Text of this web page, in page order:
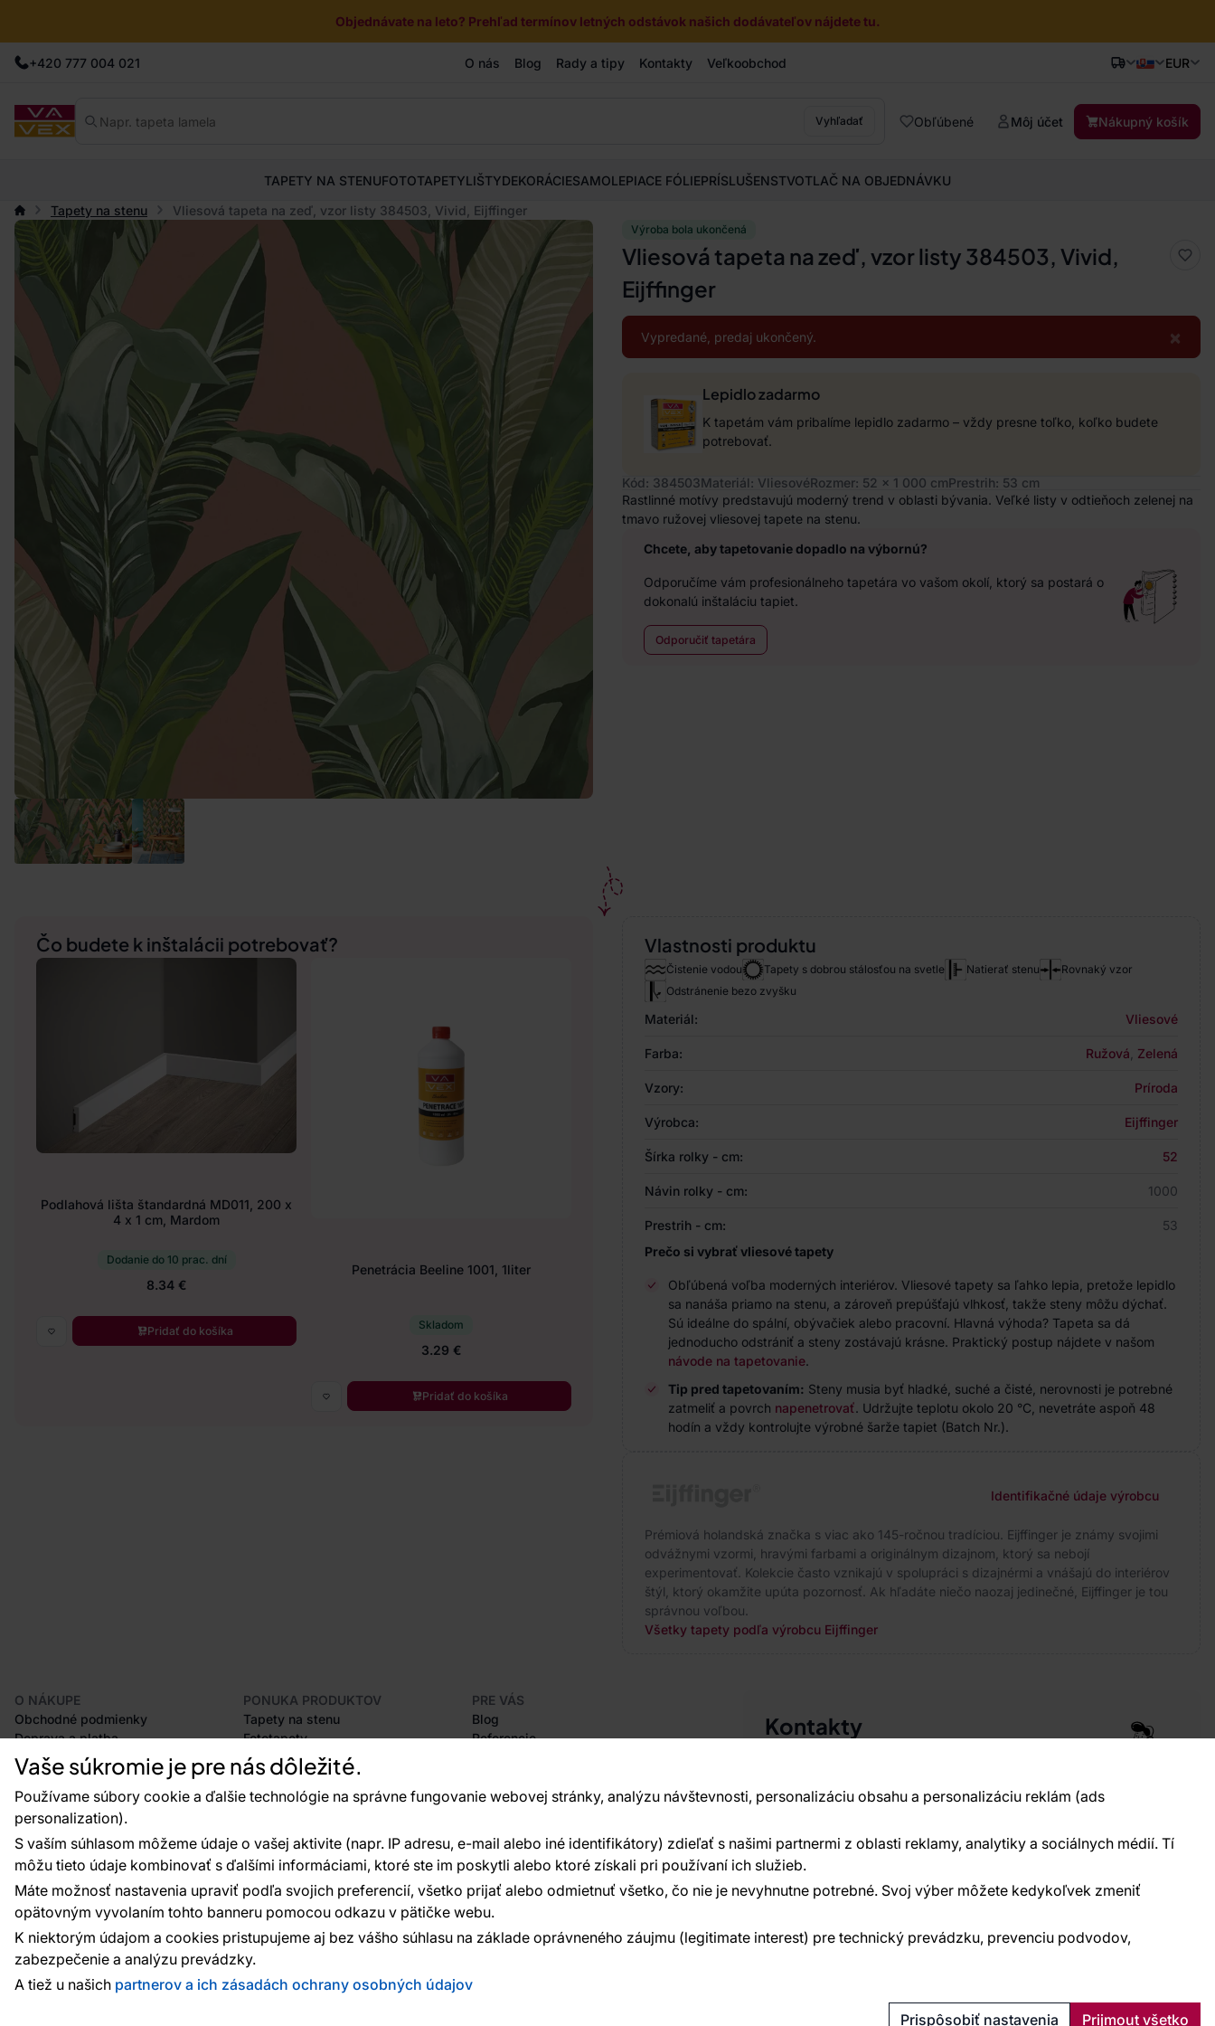
Vaše súkromie je pre nás dôležité.
Používame súbory cookie a ďalšie technológie na správne fungovanie webovej stránky, analýzu návštevnosti, personalizáciu obsahu a personalizáciu reklám (ads
personalization).
S vaším súhlasom môžeme údaje o vašej aktivite (napr. IP adresu, e-mail alebo iné identifikátory) zdieľať s našimi partnermi z oblasti reklamy, analytiky a sociálnych médií. Tí
môžu tieto údaje kombinovať s ďalšími informáciami, ktoré ste im poskytli alebo ktoré získali pri používaní ich služieb.
Máte možnosť nastavenia upraviť podľa svojich preferencií, všetko prijať alebo odmietnuť všetko, čo nie je nevyhnutne potrebné. Svoj výber môžete kedykoľvek zmeniť
opätovným vyvolaním tohto banneru pomocou odkazu v pätičke webu.
K niektorým údajom a cookies pristupujeme aj bez vášho súhlasu na základe oprávneného záujmu (legitimate interest) pre technický prevádzku, prevenciu podvodov,
zabezpečenie a analýzu prevádzky.
A tiež u našich partnerov a ich zásadách ochrany osobných údajov
Prispôsobiť nastavenia
Prijmout všetko
Objednávate na leto? Prehľad termínov letných odstávok našich dodávateľov nájdete tu.
+420 777 004 021 O nás Blog Rady a tipy Kontakty Veľkoobchod EUR
Vyhľadať Obľúbené Môj účet Nákupný košík
TAPETY NA STENUFOTOTAPETYLIŠTYDEKORÁCIESAMOLEPIACE FÓLIEPRÍSLUŠENSTVOTLAČ NA OBJEDNÁVKU
Tapety na stenu
Vliesová tapeta na zeď, vzor listy 384503, Vivid, Eijffinger
Výroba bola ukončená
Vliesová tapeta na zeď, vzor listy 384503, Vivid,
Eijffinger
×
Vypredané, predaj ukončený.
Lepidlo zadarmo
K tapetám vám pribalíme lepidlo zadarmo – vždy presne toľko, koľko budete
potrebovať.
Kód: 384503Materiál: VliesovéRozmer: 52 x 1 000 cmPrestrih: 53 cm
Rastlinné motívy predstavujú moderný trend v oblasti bývania. Veľké listy v odtieňoch zelenej na
tmavo ružovej vliesovej tapete na stenu.
Chcete, aby tapetovanie dopadlo na výbornú?
Odporučíme vám profesionálneho tapetára vo vašom okolí, ktorý sa postará o
dokonalú inštaláciu tapiet.
Odporučiť tapetára
Vlastnosti produktu
Čistenie vodou Tapety s dobrou stálosťou na svetle Natierať stenu
Rovnaký vzor
Odstránenie bezo zvyšku
Materiál: Vliesové
Farba: Ružová Zelená
Vzory: Príroda
Výrobca: Eijffinger
Šírka rolky - cm: 52
Návin rolky - cm: 1000
Prestrih - cm:
53
Prečo si vybrať vliesové tapety
Obľúbená voľba moderných interiérov. Vliesové tapety sa ľahko lepia, pretože lepidlo
sa nanáša priamo na stenu, a zároveň prepúšťajú vlhkosť, takže steny môžu dýchať.
Sú ideálne do spální, obývačiek alebo pracovní. Hlavná výhoda? Tapeta sa dá
jednoducho odstrániť a steny zostávajú krásne. Praktický postup nájdete v našom
návode na tapetovanie.
Tip pred tapetovaním: Steny musia byť hladké, suché a čisté, nerovnosti je potrebné
zatmeliť a povrch napenetrovať. Udržujte teplotu okolo 20 °C, nevetráte aspoň 48
hodín a vždy kontrolujte výrobné šarže tapiet (Batch Nr.).
Identifikačné údaje výrobcu
Prémiová holandská značka s viac ako 145-ročnou tradíciou. Eijffinger je známy svojimi
odvážnymi vzormi, hravými farbami a originálnym dizajnom, ktorý sa nebojí
experimentovať. Kolekcie často vznikajú v spolupráci s dizajnérmi a vnášajú do interiérov
štýl, ktorý okamžite upúta pozornosť. Ak hľadáte niečo naozaj jedinečné, Eijffinger je tou
správnou voľbou.
Všetky tapety podľa výrobcu Eijffinger
Čo budete k inštalácii potrebovať?
Podlahová lišta štandardná MD011, 200 x
4 x 1 cm, Mardom
Dodanie do 10 prac. dní
8.34 €
Pridať do košíka
Penetrácia Beeline 1001, 1liter
Skladom
3.29 €
Pridať do košíka
O NÁKUPE
Obchodné podmienky
Doprava a platba
Odstúpenie od zmluvy
Postup pri podávaní reklamácií
Vrátenie tovaru
Certifikácia CE
Plánovač tapiet
PONUKA PRODUKTOV
Tapety na stenu
Fototapety
Lišty
Dekorácie
Samolepiace fólie
PRE VÁS
Blog
Referencie
Najčastejšie otázky
O SPOLOČNOSTI
O nás
Kontakty
Vavex 1990 s.r.o., IČ: 26776251, DIČ: CZ26776251
Ďalšie kontakty
Platobné metódy: Platby zaisťuje:
Ochrana osobných údajovCookies